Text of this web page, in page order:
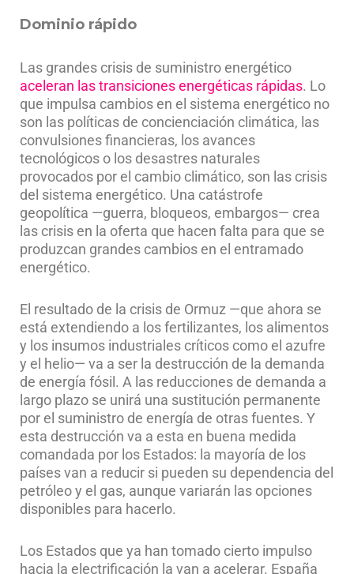
Dominio rápido
Las grandes crisis de suministro energético
aceleran las transiciones energéticas rápidas. Lo
que impulsa cambios en el sistema energético no
son las políticas de concienciación climática, las
convulsiones financieras, los avances
tecnológicos o los desastres naturales
provocados por el cambio climático, son las crisis
del sistema energético. Una catástrofe
geopolítica —guerra, bloqueos, embargos— crea
las crisis en la oferta que hacen falta para que se
produzcan grandes cambios en el entramado
energético.
El resultado de la crisis de Ormuz —que ahora se
está extendiendo a los fertilizantes, los alimentos
y los insumos industriales críticos como el azufre
y el helio— va a ser la destrucción de la demanda
de energía fósil. A las reducciones de demanda a
largo plazo se unirá una sustitución permanente
por el suministro de energía de otras fuentes. Y
esta destrucción va a esta en buena medida
comandada por los Estados: la mayoría de los
países van a reducir si pueden su dependencia del
petróleo y el gas, aunque variarán las opciones
disponibles para hacerlo.
Los Estados que ya han tomado cierto impulso
hacia la electrificación la van a acelerar. España